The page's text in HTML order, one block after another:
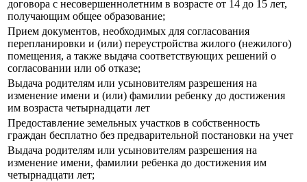
договора с несовершеннолетним в возрасте от 14 до 15 лет,
получающим общее образование;
Прием документов, необходимых для согласования
перепланировки и (или) переустройства жилого (нежилого)
помещения, а также выдача соответствующих решений о
согласовании или об отказе;
Выдача родителям или усыновителям разрешения на
изменение имени и (или) фамилии ребенку до достижения
им возраста четырнадцати лет
Предоставление земельных участков в собственность
граждан бесплатно без предварительной постановки на учет
Выдача родителям или усыновителям разрешения на
изменение имени, фамилии ребенка до достижения им
четырнадцати лет;